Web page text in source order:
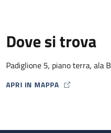
Dove si trova
Padiglione 5, piano terra, ala B
APRI IN MAPPA
MAP ICON